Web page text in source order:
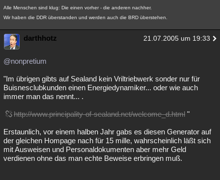
Alle Menschen sind klug: Die einen vorher - die anderen nachher.
Wir haben die DDR überstanden und werden auch die BRD überstehen.
darthhotz 21.07.2005 um 19:33
@nonpretium
"Im übrigen gibts auf Sealand kein Vriltriebwerk sonder nur für
Buisnesclubkunden einen Energiedynamiker... oder wie auch
immer man das nennt... .
http://www.principality-of-sealand.net/welcome_d.html "
Erstaunlich, vor einem halben Jahr gabs es diesen Generator auf
der gleichen Hompage nach für 15 mille, wahrscheinlich läßt sich
mit Ausweisen und Personaldokumenten aber mehr Geld
verdienen ohne das man echte Beweise erbringen muß.